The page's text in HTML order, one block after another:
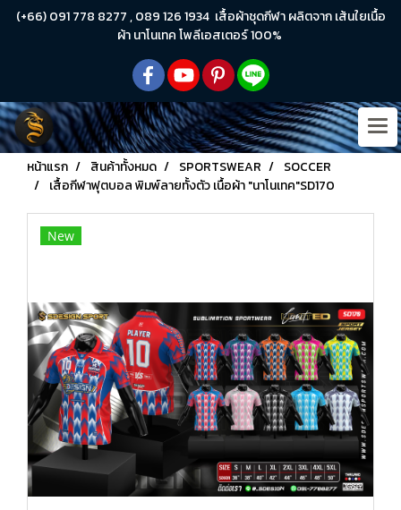
(+66) 091 778 8277 , 089 126 1934 เสื้อผ้าชุดกีฬา ผลิตจาก เส้นใยเนื้อ
ผ้า นาโนเทค โพลีเอสเตอร์ 100%
หน้าแรก สินค้าทั้งหมด SPORTSWEAR
SOCCER
เสื้อกีฬาฟุตบอล พิมพ์ลายทั้งตัว เนื้อผ้า "นาโนเทค"SD170
New